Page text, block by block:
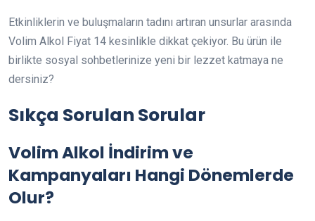
Etkinliklerin ve buluşmaların tadını artıran unsurlar arasında
Volim Alkol Fiyat 14 kesinlikle dikkat çekiyor. Bu ürün ile
birlikte sosyal sohbetlerinize yeni bir lezzet katmaya ne
dersiniz?
Sıkça Sorulan Sorular
Volim Alkol İndirim ve
Kampanyaları Hangi Dönemlerde
Olur?